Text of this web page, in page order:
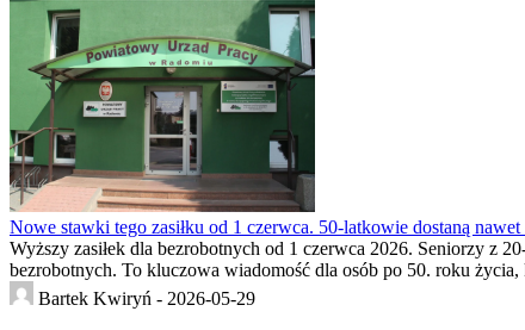
Nowe stawki tego zasiłku od 1 czerwca. 50-latkowie dostaną nawet
Wyższy zasiłek dla bezrobotnych od 1 czerwca 2026. Seniorzy z
bezrobotnych. To kluczowa wiadomość dla osób po 50. roku
Bartek Kwiryń - 2026-05-29